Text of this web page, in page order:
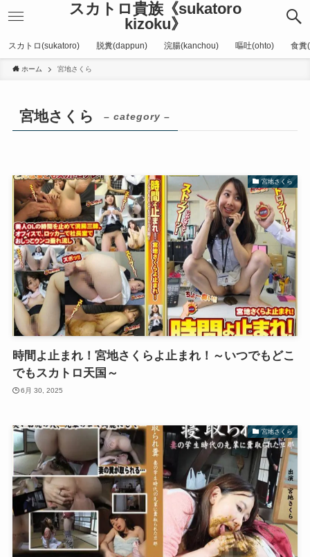
スカトロ貴族《sukatoro
kizoku》
スカトロ(sukatoro) 脱糞(dappun) 浣腸(kanchou) 嘔吐(ohto) 食糞
ホーム 宮地さくら
宮地さくら – category –
宮地さくら
時間よ止まれ！宮地さくらよ止まれ！～いつでもどこ
でもスカトロ天国～
6月 30, 2025
宮地さくら